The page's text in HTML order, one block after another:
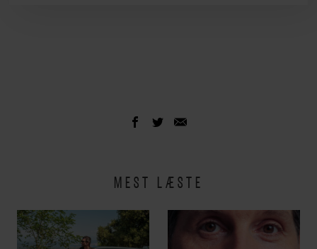
MEST LÆSTE